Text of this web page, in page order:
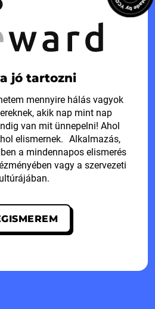
jó tartozni
mennyire hálás vagyok
akik nap mint nap
van mit ünnepelni! Ahol
elismernek. Alkalmazás,
a mindennapos elismerés
vagy a szervezeti